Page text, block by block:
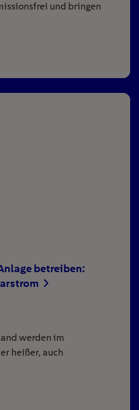
und bringen
betreiben:
werden im
heißer, auch